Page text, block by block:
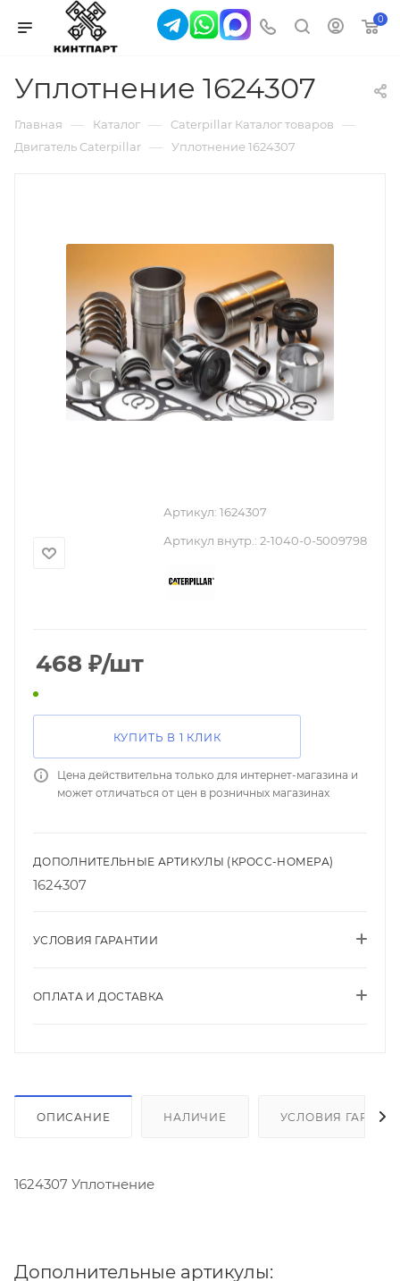
0
Уплотнение 1624307
Главная — Каталог — Caterpillar Каталог товаров —
Двигатель Caterpillar — Уплотнение 1624307
Артикул: 1624307
Артикул внутр.: 2-1040-0-5009798
468 ₽/шт
КУПИТЬ В 1 КЛИК
Цена действительна только для интернет-магазина и
может отличаться от цен в розничных магазинах
ДОПОЛНИТЕЛЬНЫЕ АРТИКУЛЫ (КРОСС-НОМЕРА)
1624307
УСЛОВИЯ ГАРАНТИИ
ОПЛАТА И ДОСТАВКА
ОПИСАНИЕ НАЛИЧИЕ УСЛОВИЯ
1624307 Уплотнение
Дополнительные артикулы: